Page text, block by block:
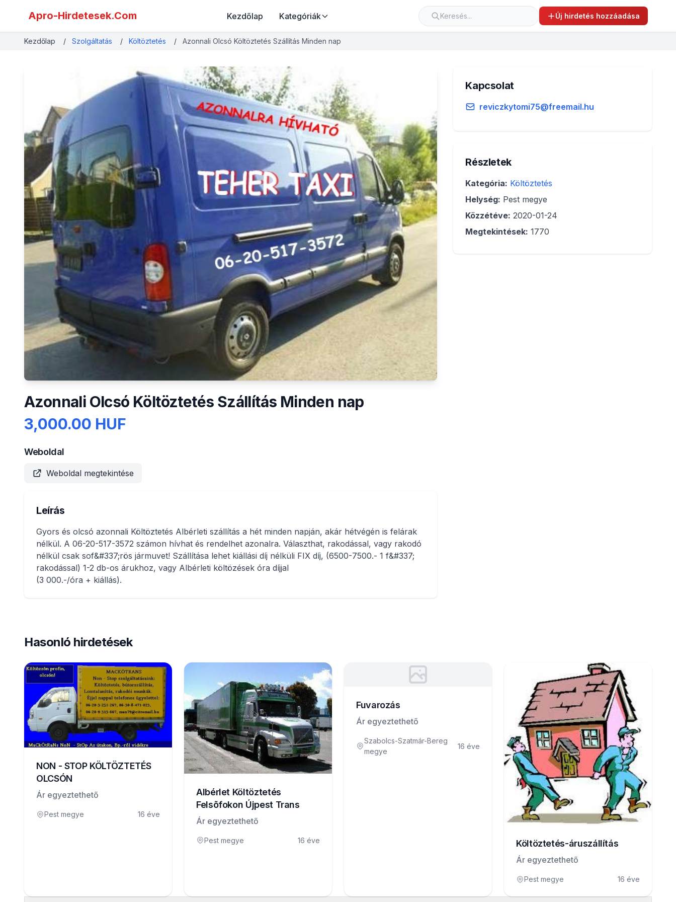
Apro-Hirdetesek.Com Kezdőlap Kategóriák Új hirdetés hozzáadása
Kezdőlap / Szolgáltatás / Költöztetés / Azonnali Olcsó Költöztetés Szállítás Minden nap
Azonnali Olcsó Költöztetés Szállítás Minden nap
3,000.00 HUF
Weboldal
Weboldal megtekintése
Leírás
Gyors és olcsó azonnali Költöztetés Albérleti szállítás a hét minden napján, akár hétvégén is felárak
nélkül. A 06-20-517-3572 számon hívhat és rendelhet azonalra. Választhat, rakodással, vagy rakodó
nélkül csak sof&#337;rös jármuvet! Szállítása lehet kiállási díj nélküli FIX díj, (6500-7500.- 1 f&#337;
rakodással) 1-2 db-os árukhoz, vagy Albérleti költözések óra díjjal
(3 000.-/óra + kiállás).
Kapcsolat
reviczkytomi75@freemail.hu
Részletek
Kategória: Költöztetés
Helység: Pest megye
Közzétéve: 2020-01-24
Megtekintések: 1770
Hasonló hirdetések
NON - STOP KÖLTÖZTETÉS
OLCSÓN
Ár egyeztethető
Pest megye 16 éve
Albérlet Költöztetés
Felsõfokon Újpest Trans
Ár egyeztethető
Pest megye 16 éve
Fuvarozás
Ár egyeztethető
Szabolcs-Szatmár-Bereg
megye
16 éve
Költöztetés-áruszállítás
Ár egyeztethető
Pest megye 16 éve